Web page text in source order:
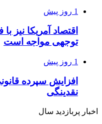
1 روز پیش
اقتصاد آمریکا نیز
توجهی مواجه است
1 روز پیش
افزایش سپرده
نقدینگی
اخبار پربازدید سال